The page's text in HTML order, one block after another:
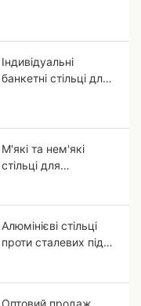
громади?
Індивідуальні
банкетні стільці для
готелів із зірковим
рейтингом
М'які та нем'які
стільці для
Алюмінієві стільці
проти сталевих під
Оптовий продаж